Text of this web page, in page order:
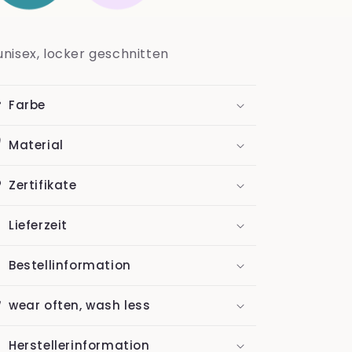
locker geschnitten
Farbe
Material
Zertifikate
Lieferzeit
Bestellinformation
wear often, wash less
Herstellerinformation